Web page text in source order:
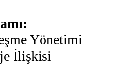
Yönetimi
İlişkisi